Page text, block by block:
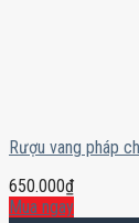
Rượu vang pháp
650.000₫
Mua ngay